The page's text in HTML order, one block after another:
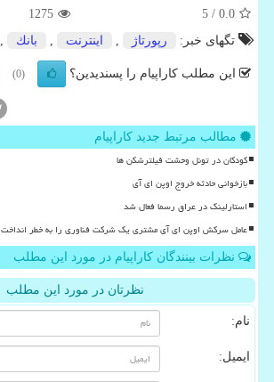
0.0
/ 5
1275
تگهای خبر:
رپورتاژ اینترنت بانك
این مطلب کاراپیام را پسندیدین؟ (0)
مطالب مرتبط جدید کاراپیام
کودکان در تونل وحشت فیلترشکن ها
بازخوانی حادثه خروج اوپن ای آی
استارلینک در عراق رسما فعال شد
عامل سرکش اوپن ای آی مشتری یک شرکت فناوری را به خطر انداخت
نظرات بینندگان کاراپیام در مورد این مطلب
نظرتان در مورد این مطلب
نام:
ایمیل: